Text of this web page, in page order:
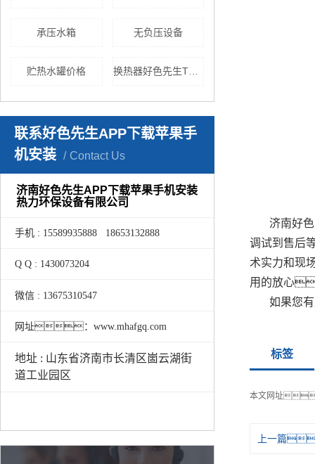
承压水箱 无负压设备
贮热水罐价格 换热器好色先生TV网站
联系好色先生APP下载苹果手
机安装
Contact Us
济南好色先生APP下载苹果手机安装
热力环保设备有限公司
手机 : 15589935888 18653132888
Q Q : 1430073204
微信 : 13675310547
网址：www.mhafgq.com
地址 : 山东省济南市长清区崮云湖街
道工业园区
济南好
调试到售后
术实力和现
用的放心
如果您
标签
本文网址
上一篇